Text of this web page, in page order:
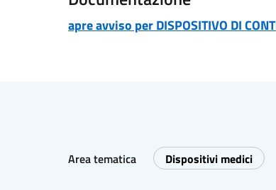
apre avviso per DISPOSITIVO DI
Area tematica Dispositivi medici